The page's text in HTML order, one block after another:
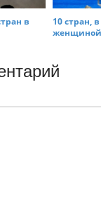
в
10 стран,
женщиной